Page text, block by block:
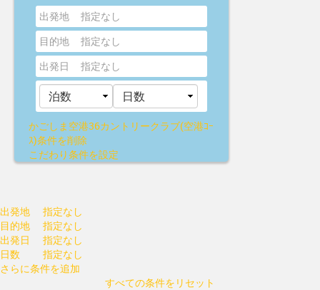
出発地
指定なし
目的地
指定なし
出発日
指定なし
かごしま空港36カントリークラブ(空港ｺｰ
ｽ)条件を削除
こだわり条件を設定
出発地
指定なし
目的地
指定なし
出発日
指定なし
日数
指定なし
さらに条件を追加
すべての条件をリセット